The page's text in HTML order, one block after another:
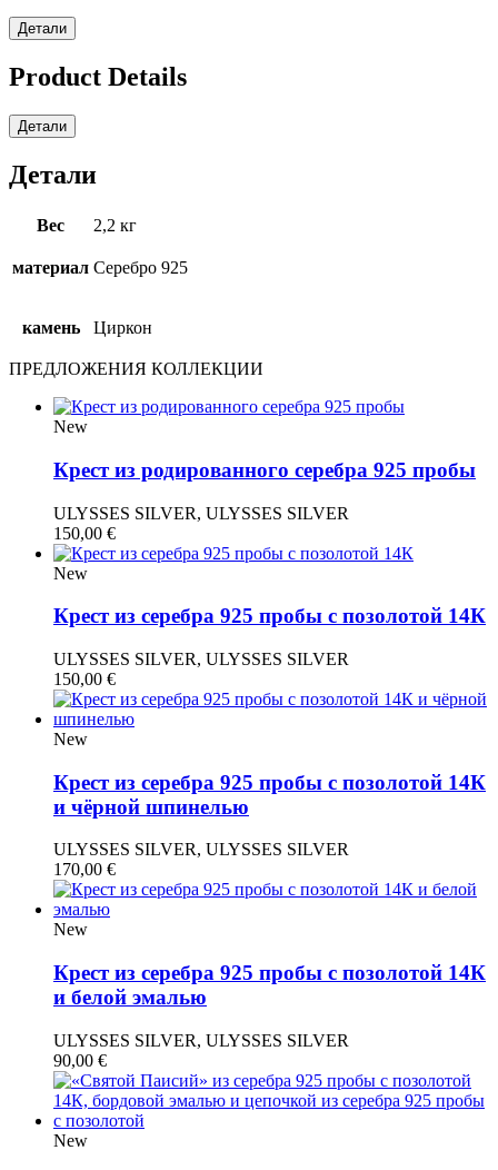
Детали
Product Details
Детали
Детали
Вес 2,2 кг
материал Серебро 925
камень Циркон
ПРЕДЛОЖЕНИЯ КОЛЛЕКЦИИ
New
Крест из родированного серебра 925 пробы
ULYSSES SILVER, ULYSSES SILVER
150,00 €
New
Крест из серебра 925 пробы с позолотой 14К
ULYSSES SILVER, ULYSSES SILVER
150,00 €
New
Крест из серебра 925 пробы с позолотой 14К
и чёрной шпинелью
ULYSSES SILVER, ULYSSES SILVER
170,00 €
New
Крест из серебра 925 пробы с позолотой 14К
и белой эмалью
ULYSSES SILVER, ULYSSES SILVER
90,00 €
New